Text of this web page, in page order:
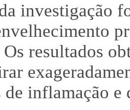
investigação
Os resultados
de inflamação e